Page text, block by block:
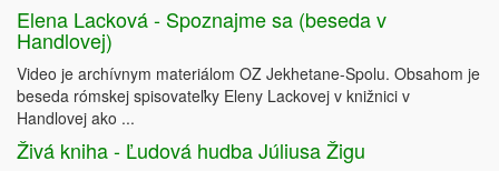
Elena Lacková - Spoznajme sa (beseda v
Handlovej)
Video je archívnym materiálom OZ Jekhetane-Spolu. Obsahom je
beseda rómskej spisovateľky Eleny Lackovej v knižnici v
Handlovej ako ...
Živá kniha - Ľudová hudba Júliusa Žigu